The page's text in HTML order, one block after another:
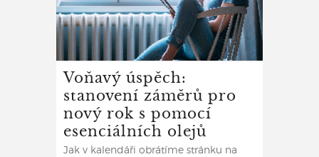
Voňavý úspěch:
stanovení záměrů pro
nový rok s pomocí
esenciálních olejů
Jak v kalendáři obrátíme stránku na